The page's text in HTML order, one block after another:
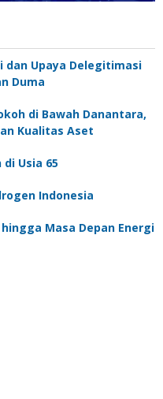
dan Upaya Delegitimasi
Duma
di Bawah Danantara,
Kualitas Aset
Usia 65
Indonesia
Masa Depan Energi